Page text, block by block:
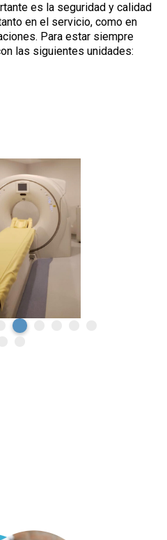
es la seguridad y calidad
en el servicio, como en
Para estar siempre
las siguientes unidades: